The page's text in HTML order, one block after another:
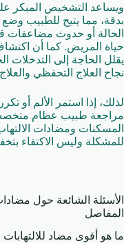
ويساعد التشخيص المبكر
بدقة، مما يتيح للطبيب
الحالة أو حدوث مضاعفات
حياة المريض. كما أن
يقلل الحاجة إلى التدخلات
نجاح العلاج التحفظي
لذلك، إذا استمر الألم أو
مراجعة طبيب عظام متخصص
المسكنات ومضادات
للمشكلة وليس الاكتفاء
الأسئلة الشائعة حول
المفاصل
ما هو أقوى مضاد